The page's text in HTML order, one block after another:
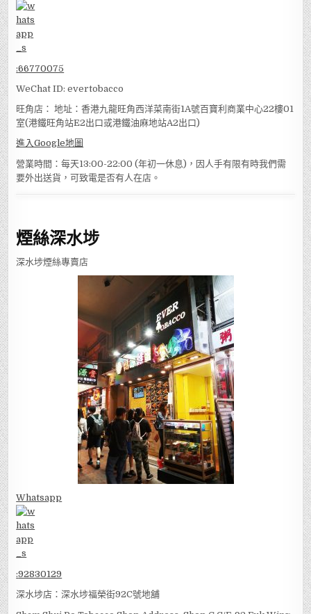
:66770075
WeChat ID: evertobacco
旺角店： 地址：香港九龍旺角西洋菜南街1A號百寶利商業中心22樓01
室(港鐵旺角站E2出口或港鐵油麻地站A2出口)
進入Google地圖
營業時間：每天13:00-22:00 (年初一休息)，因人手有限有時我們需
要外出送貨，可致電是否有人在店。
煙絲深水埗
深水埗煙絲專賣店
Whatsapp
:92830129
深水埗店：深水埗福榮街92C號地舖